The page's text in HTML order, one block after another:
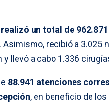
un total de
. Asimismo, recibió a 3.025
llevó a cabo 1.336
88.941 atenciones
, en beneficio de los